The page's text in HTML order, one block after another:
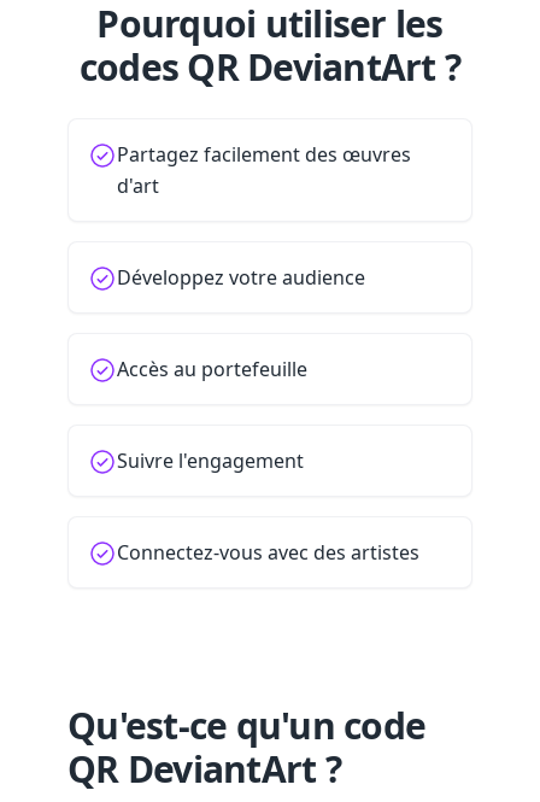
Pourquoi utiliser les
codes QR DeviantArt ?
Partagez facilement des œuvres
d'art
Développez votre audience
Accès au portefeuille
Suivre l'engagement
Connectez-vous avec des artistes
Qu'est-ce qu'un code
QR DeviantArt ?